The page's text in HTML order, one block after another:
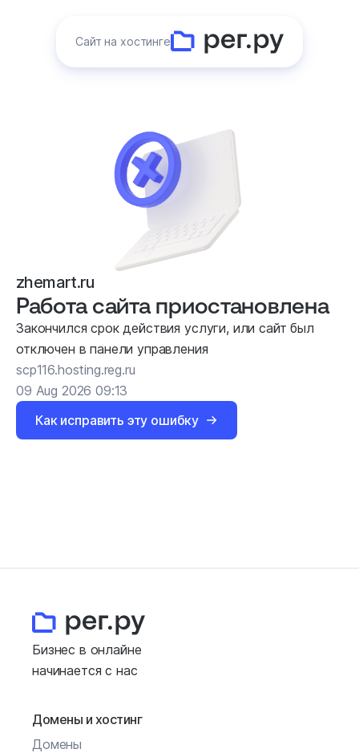
Сайт на хостинге
zhemart.ru
Работа сайта приостановлена
Закончился срок действия услуги, или сайт был
отключен в панели управления
scp116.hosting.reg.ru
09 Aug 2026 09:13
Как исправить эту ошибку
Бизнес в онлайне
начинается с нас
Домены и хостинг
Домены